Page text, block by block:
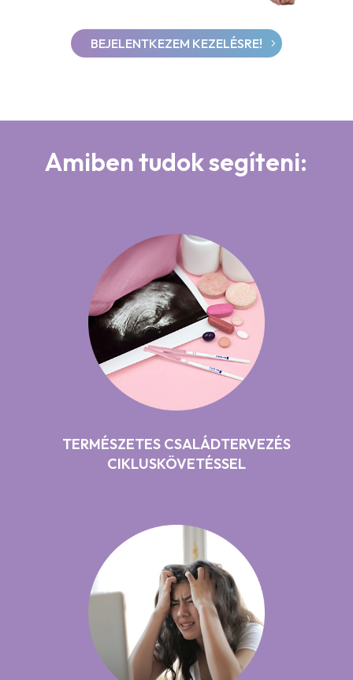
BEJELENTKEZEM KEZELÉSRE!
Amiben tudok segíteni:
TERMÉSZETES CSALÁDTERVEZÉS
CIKLUSKÖVETÉSSEL